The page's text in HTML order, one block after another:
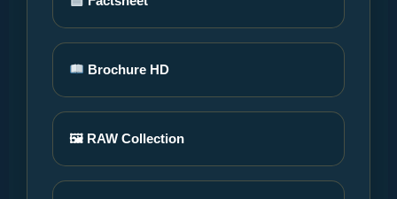
Brochure HD
🖼 RAW Collection